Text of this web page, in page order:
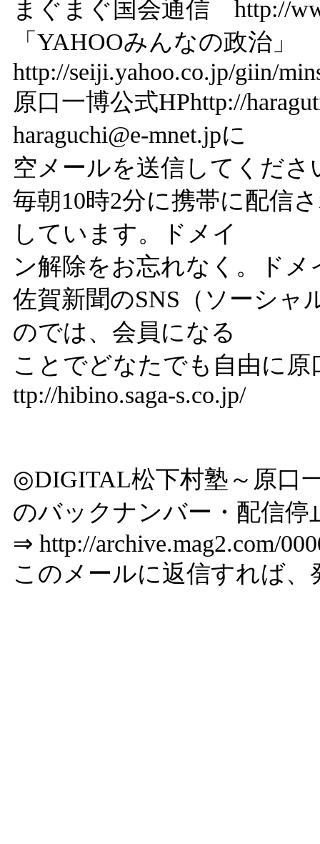
まぐまぐ国会通信 http://
「YAHOOみんなの政治」
http://seiji.yahoo.co.jp/giin/
原口一博公式HPhttp://
haraguchi@e-mnet.jpに
空メールを送信してくだ
毎朝10時2分に携帯に配信
しています。ドメイ
ン解除をお忘れなく。ドメ
佐賀新聞のSNS（ソーシ
のでは、会員になる
ことでどなたでも自由に
ttp://hibino.saga-s.co.jp/
◎DIGITAL松下村塾～原口
のバックナンバー・配信停
⇒ http://archive.mag2.com/
このメールに返信すれば